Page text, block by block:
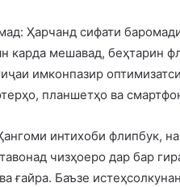
Ҳарчанд сифати
карда мешавад, беҳтарин
имконпазир
планшетҳо ва
интихоби флипбук,
чизҳоеро дар бар
ғайра. Баъзе